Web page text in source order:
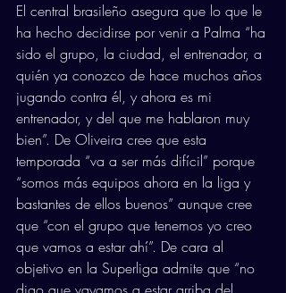
El central brasileño asegura que lo que le
ha hecho decidirse por venir a Palma “ha
sido el grupo, la ciudad, el entrenador, a
quién ya conozco de hace muchos años
jugando contra él, y ahora es mi
entrenador, y del que me hablaron muy
bien”. De Oliveira cree que esta
temporada “va a ser más difícil” porque
“somos más equipos ahora en la liga y
bastantes de ellos buenos” aunque cree
que “con el grupo que tenemos yo creo
que vamos a estar ahí”. De cara al
objetivo en la Superliga admite que “no